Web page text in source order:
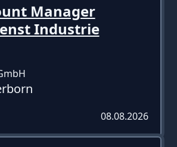
Manager
Industrie
08.08.2026